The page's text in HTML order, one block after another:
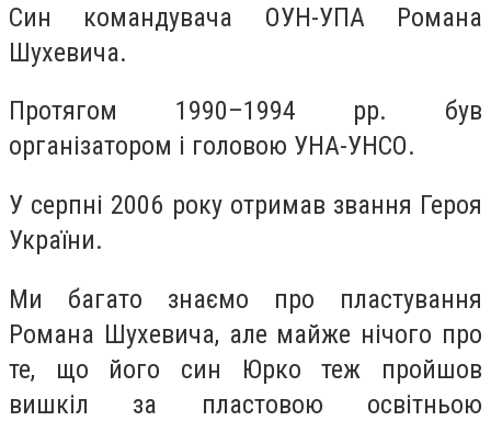
Син командувача ОУН-УПА Романа
Шухевича.
Протягом 1990–1994 рр. був
організатором і головою УНА-УНСО.
У серпні 2006 року отримав звання Героя
України.
Ми багато знаємо про пластування
Романа Шухевича, але майже нічого про
те, що його син Юрко теж пройшов
вишкіл за пластовою освітньою